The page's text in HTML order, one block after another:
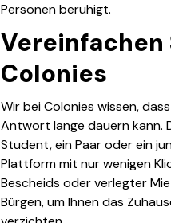
Personen beruhigt.
Colonies
Wir bei Colonies wissen,
Antwort lange dauern kann.
Student, ein Paar oder ein
Plattform mit nur wenigen
Bescheids oder verlegter
Bürgen, um Ihnen das